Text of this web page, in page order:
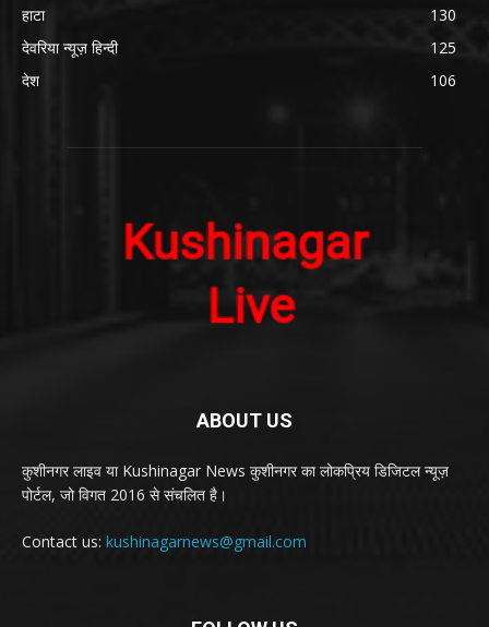
हाटा
130
देवरिया न्यूज़ हिन्दी
125
देश
106
ABOUT US
कुशीनगर लाइव या Kushinagar News कुशीनगर का लोकप्रिय डिजिटल न्यूज़
पोर्टल, जो विगत 2016 से संचलित है।
Contact us: kushinagarnews@gmail.com